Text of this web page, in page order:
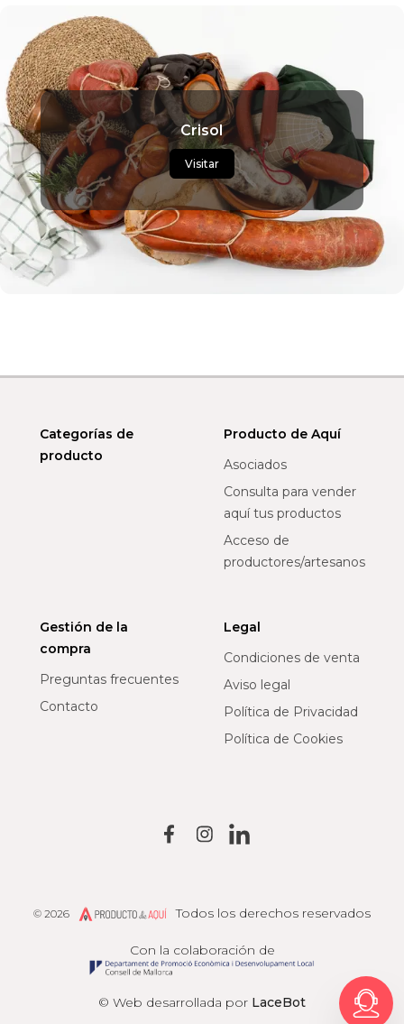
Crisol
Visitar
Categorías de
producto
Producto de Aquí
Asociados
Consulta para vender
aquí tus productos
Acceso de
productores/artesanos
Gestión de la
compra
Preguntas frecuentes
Contacto
Legal
Condiciones de venta
Aviso legal
Política de Privacidad
Política de Cookies
© Web desarrollada por LaceBot
Con la colaboración de
© 2026 Producto de AquíTodos los derechos reservados